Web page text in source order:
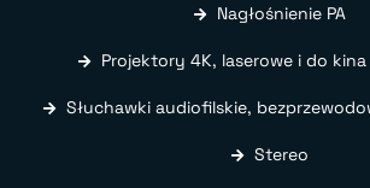
Nagłośnienie PA
Projektory 4K, laserowe i do
Słuchawki audiofilskie,
Stereo